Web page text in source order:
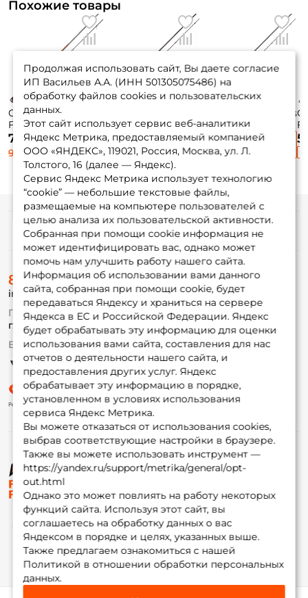
Похожие товары
Спиннинг Metsui
Forpost 190см. 0,5-
3гр. 76гр.
moderate fast
7 290 ₽
9 720 ₽
Tezza 189см. 0,7-
4гр. 69гр.
moderate fast /
TZS-622SUL
6 590 ₽
Спиннинг Maximus
Legend Nano Area
SB 190см. 0,4-3гр.
71гр. moderate fast
/ MNJSLN19XUL-HS
5 805 ₽
/
5
Продолжая использовать сайт, Вы даете согласие
ИП Васильев А.А. (ИНН 501305075486) на
обработку файлов cookies и пользовательских
данных.
Этот сайт использует сервис веб-аналитики
Яндекс Метрика, предоставляемый компанией
ООО «ЯНДЕКС», 119021, Россия, Москва, ул. Л.
Толстого, 16 (далее — Яндекс).
Сервис Яндекс Метрика использует технологию
“cookie” — небольшие текстовые файлы,
размещаемые на компьютере пользователей с
целью анализа их пользовательской активности.
Собранная при помощи cookie информация не
может идентифицировать вас, однако может
помочь нам улучшить работу нашего сайта.
Информация об использовании вами данного
сайта, собранная при помощи cookie, будет
передаваться Яндексу и храниться на сервере
Яндекса в ЕС и Российской Федерации. Яндекс
будет обрабатывать эту информацию для оценки
использования вами сайта, составления для нас
отчетов о деятельности нашего сайта, и
предоставления других услуг. Яндекс
обрабатывает эту информацию в порядке,
установленном в условиях использования
сервиса Яндекс Метрика.
Вы можете отказаться от использования cookies,
выбрав соответствующие настройки в браузере.
Также вы можете использовать инструмент —
https://yandex.ru/support/metrika/general/opt-
out.html
Однако это может повлиять на работу некоторых
функций сайта. Используя этот сайт, вы
соглашаетесь на обработку данных о вас
Яндексом в порядке и целях, указанных выше.
Также предлагаем ознакомиться с нашей
Политикой в отношении обработки персональных
данных.
© ФоксФишинг, 2009-2026
Информация
О магазине
Доставка
Оплата
Fox-bonus
Гуру
Партнерская программа
8 (495) 532-77-88
info@foxfishing.ru
По вопросам с заказом
г. Москва, ул. Плеханова д.7
Ежедневно 10:00 до 20:00